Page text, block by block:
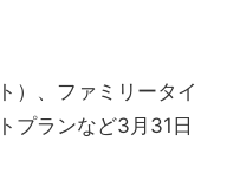
）、ファミリータイ
プランなど3月31日